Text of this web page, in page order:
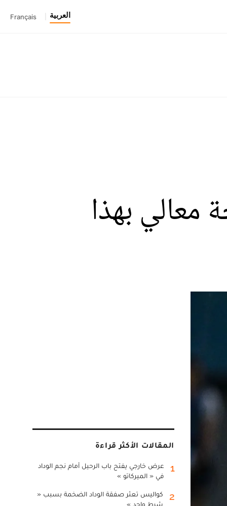
العربية Français
معالي بهذا
المقالات الأكثر قراءة
1
عرض خارجي يفتح باب الرحيل أمام نجم الوداد
في « الميركاتو »
2
كواليس تعثر صفقة الوداد الضخمة بسبب «
شرط واحد »